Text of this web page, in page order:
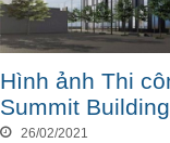
Hình ảnh Thi
Summit
26/02/2021